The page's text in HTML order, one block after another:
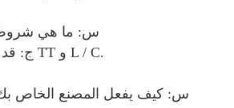
س: ما هي شروط
ج: قد نفضل قبول شروط TT و L / C.
س: كيف يفعل المصنع الخاص بك